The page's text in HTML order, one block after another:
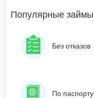
Популярные займы
Без отказов
По паспорту